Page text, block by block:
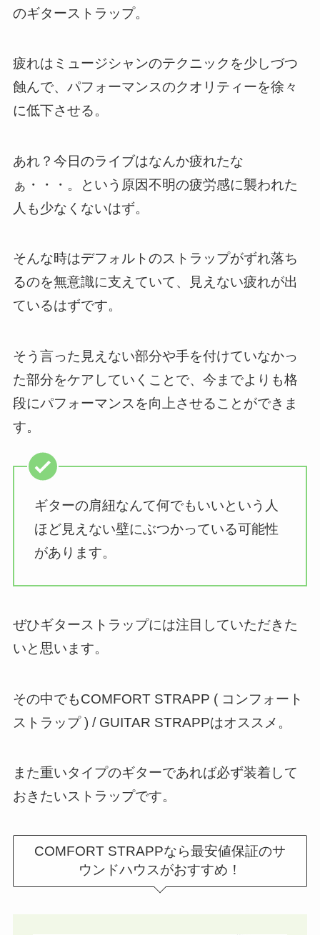
のギターストラップ。
疲れはミュージシャンのテクニックを少しづつ
蝕んで、パフォーマンスのクオリティーを徐々
に低下させる。
あれ？今日のライブはなんか疲れたな
ぁ・・・。という原因不明の疲労感に襲われた
人も少なくないはず。
そんな時はデフォルトのストラップがずれ落ち
るのを無意識に支えていて、見えない疲れが出
ているはずです。
そう言った見えない部分や手を付けていなかっ
た部分をケアしていくことで、今までよりも格
段にパフォーマンスを向上させることができま
す。
ギターの肩紐なんて何でもいいという人
ほど見えない壁にぶつかっている可能性
があります。
ぜひギターストラップには注目していただきた
いと思います。
その中でもCOMFORT STRAPP ( コンフォート
ストラップ ) / GUITAR STRAPPはオススメ。
また重いタイプのギターであれば必ず装着して
おきたいストラップです。
COMFORT STRAPPなら最安値保証のサ
ウンドハウスがおすすめ！